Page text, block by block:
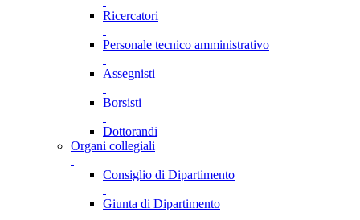
Ricercatori
Personale tecnico amministrativo
Assegnisti
Borsisti
Dottorandi
Organi collegiali
Consiglio di Dipartimento
Giunta di Dipartimento